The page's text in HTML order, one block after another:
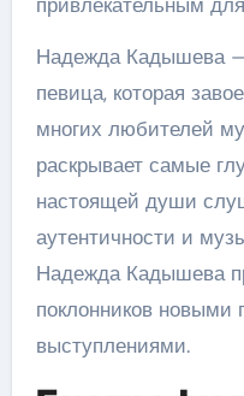
Надежда Кадышева —
певица, которая
многих любителей
раскрывает самые
настоящей души
аутентичности и
Надежда Кадышева
поклонников новыми
выступлениями.